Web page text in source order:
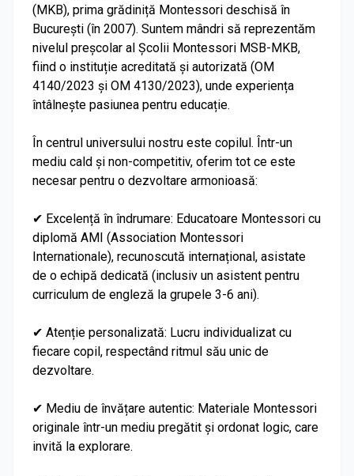
(MKB), prima grădiniță Montessori deschisă în
București (în 2007). Suntem mândri să reprezentăm
nivelul preșcolar al Școlii Montessori MSB-MKB,
fiind o instituție acreditată și autorizată (OM
4140/2023 și OM 4130/2023), unde experiența
întâlnește pasiunea pentru educație.
În centrul universului nostru este copilul. Într-un
mediu cald și non-competitiv, oferim tot ce este
necesar pentru o dezvoltare armonioasă:
✔ Excelență în îndrumare: Educatoare Montessori cu
diplomă AMI (Association Montessori
Internationale), recunoscută internațional, asistate
de o echipă dedicată (inclusiv un asistent pentru
curriculum de engleză la grupele 3-6 ani).
✔ Atenție personalizată: Lucru individualizat cu
fiecare copil, respectând ritmul său unic de
dezvoltare.
✔ Mediu de învățare autentic: Materiale Montessori
originale într-un mediu pregătit și ordonat logic, care
invită la explorare.